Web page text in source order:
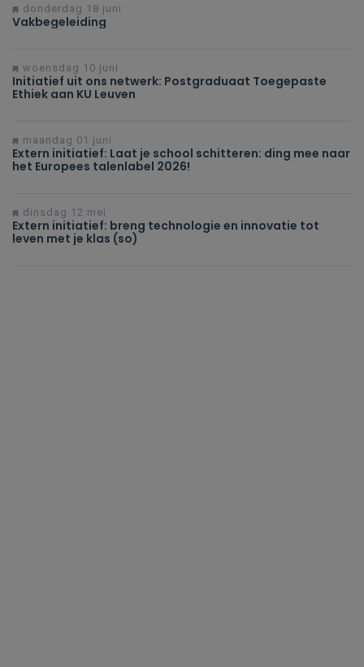
donderdag 18 juni
Vakbegeleiding
woensdag 10 juni
Initiatief uit ons netwerk: Postgraduaat Toegepaste
Ethiek aan KU Leuven
maandag 01 juni
Extern initiatief: Laat je school schitteren: ding mee naar
het Europees talenlabel 2026!
dinsdag 12 mei
Extern initiatief: breng technologie en innovatie tot
leven met je klas (so)